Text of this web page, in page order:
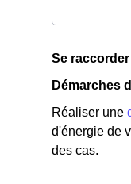
Se
Démarches
Réaliser une
d'énergie de
des cas.